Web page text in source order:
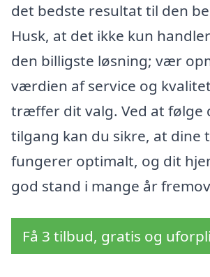
det bedste resultat til den
Husk, at det ikke kun
den billigste løsning; vær
værdien af service og
træffer dit valg. Ved at følge
tilgang kan du sikre, at dine
fungerer optimalt, og dit
god stand i mange år
Få 3 tilbud, gratis og